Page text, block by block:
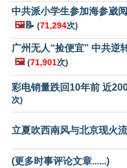
中共派小学生参加海参崴
🖼️📝 (71,294次)
广州无人“捡便宜” 中共逆
🖼️ (71,901次)
彩电销量跌回10年前 近
次)
立夏吹西南风与北京现火
(更多时事评论文章......)